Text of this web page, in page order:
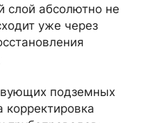
слой абсолютно не
уже через
подземных